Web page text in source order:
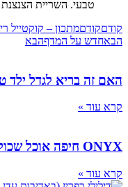
טבעי. השריית הצנצנת
קודםקודםמתכון – קוקטייל
הבאחדש על המדףהבא
האם זה בריא לגדל ילד
קרא עוד »
ONYX חיפה אוכל שכולו חוויה
קרא עוד »